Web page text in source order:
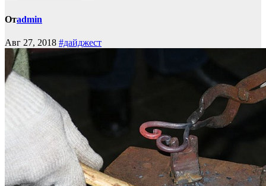
Отadmin
Авг 27, 2018 #дайджест